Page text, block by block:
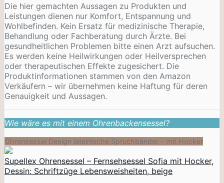
Die hier gemachten Aussagen zu Produkten und
Leistungen dienen nur Komfort, Entspannung und
Wohlbefinden. Kein Ersatz für medizinische Therapie,
Behandlung oder Fachberatung durch Ärzte. Bei
gesundheitlichen Problemen bitte einen Arzt aufsuchen.
Es werden keine Heilwirkungen oder Heilversprechen
oder therapeutischen Effekte zugesichert. Die
Produktinformationen stammen von den Amazon
Verkäufern – wir übernehmen keine Haftung für deren
Genauigkeit und Aussagen.
Wie wäre es mit einem Ohrenbackensessel?
Ohrensessel Design lateinische Spruchbänder - mit Hocker
Supellex Ohrensessel – Fernsehsessel Sofia mit Hocker,
Dessin: Schriftzüge Lebensweisheiten, beige